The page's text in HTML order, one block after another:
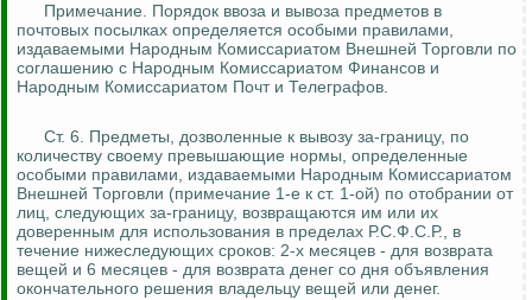
Примечание. Порядок ввоза и вывоза предметов в
почтовых посылках определяется особыми правилами,
издаваемыми Народным Комиссариатом Внешней Торговли по
соглашению с Народным Комиссариатом Финансов и
Народным Комиссариатом Почт и Телеграфов.
Ст. 6. Предметы, дозволенные к вывозу за-границу, по
количеству своему превышающие нормы, определенные
особыми правилами, издаваемыми Народным Комиссариатом
Внешней Торговли (примечание 1-е к ст. 1-ой) по отобрании от
лиц, следующих за-границу, возвращаются им или их
доверенным для использования в пределах Р.С.Ф.С.Р., в
течение нижеследующих сроков: 2-х месяцев - для возврата
вещей и 6 месяцев - для возврата денег со дня объявления
окончательного решения владельцу вещей или денег.